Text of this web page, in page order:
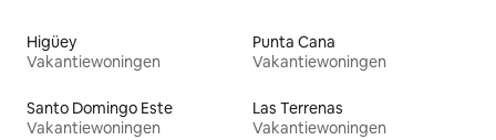
Higüey
Vakantiewoningen
Punta Cana
Vakantiewoningen
Santo Domingo Este
Vakantiewoningen
Las Terrenas
Vakantiewoningen